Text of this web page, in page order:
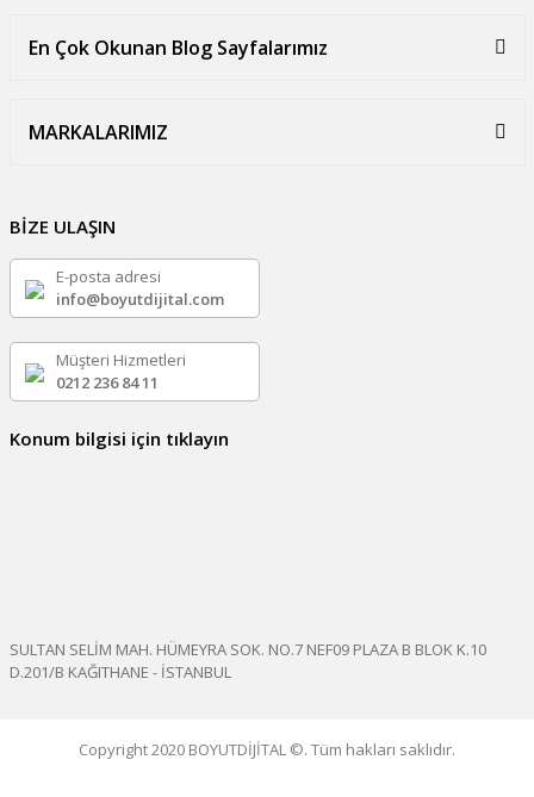
En Çok Okunan Blog Sayfalarımız
MARKALARIMIZ
BİZE ULAŞIN
E-posta adresi
info@boyutdijital.com
Müşteri Hizmetleri
0212 236 84 11
Konum bilgisi için tıklayın
SULTAN SELİM MAH. HÜMEYRA SOK. NO.7 NEF09 PLAZA B BLOK K.10
D.201/B KAĞITHANE - İSTANBUL
Copyright 2020 BOYUTDİJİTAL ©. Tüm hakları saklıdır.